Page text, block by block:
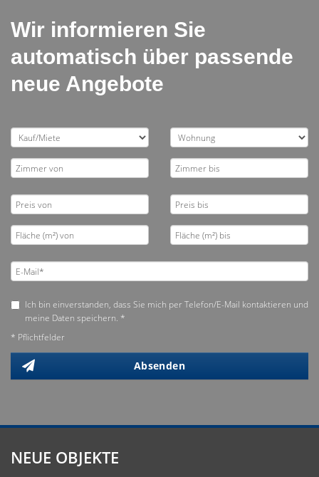
Wir informieren Sie
automatisch über passende
neue Angebote
Ich bin einverstanden, dass Sie mich per Telefon/E-Mail kontaktieren und
meine Daten speichern. *
* Pflichtfelder
Absenden
NEUE OBJEKTE